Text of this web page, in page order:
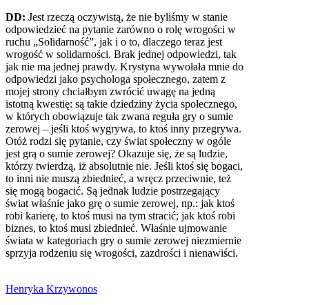
DD: Jest rzeczą oczywistą, że nie byliśmy w stanie
odpowiedzieć na pytanie zarówno o rolę wrogości w
ruchu „Solidarność”, jak i o to, dlaczego teraz jest
wrogość w solidarności. Brak jednej odpowiedzi, tak
jak nie ma jednej prawdy. Krystyna wywołała mnie do
odpowiedzi jako psychologa społecznego, zatem z
mojej strony chciałbym zwrócić uwagę na jedną
istotną kwestię: są takie dziedziny życia społecznego,
w których obowiązuje tak zwana reguła gry o sumie
zerowej – jeśli ktoś wygrywa, to ktoś inny przegrywa.
Otóż rodzi się pytanie, czy świat społeczny w ogóle
jest grą o sumie zerowej? Okazuje się, że są ludzie,
którzy twierdzą, iż absolutnie nie. Jeśli ktoś się bogaci,
to inni nie muszą zbiednieć, a wręcz przeciwnie, też
się mogą bogacić. Są jednak ludzie postrzegający
świat właśnie jako grę o sumie zerowej, np.: jak ktoś
robi karierę, to ktoś musi na tym stracić; jak ktoś robi
biznes, to ktoś musi zbiednieć. Właśnie ujmowanie
świata w kategoriach gry o sumie zerowej niezmiernie
sprzyja rodzeniu się wrogości, zazdrości i nienawiści.
Henryka Krzywonos